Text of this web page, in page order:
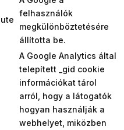
felhasználók
megkülönböztetésére
állította be.
A Google Analytics által
telepített _gid cookie
információkat tárol
arról, hogy a látogatók
hogyan használják a
webhelyet, miközben